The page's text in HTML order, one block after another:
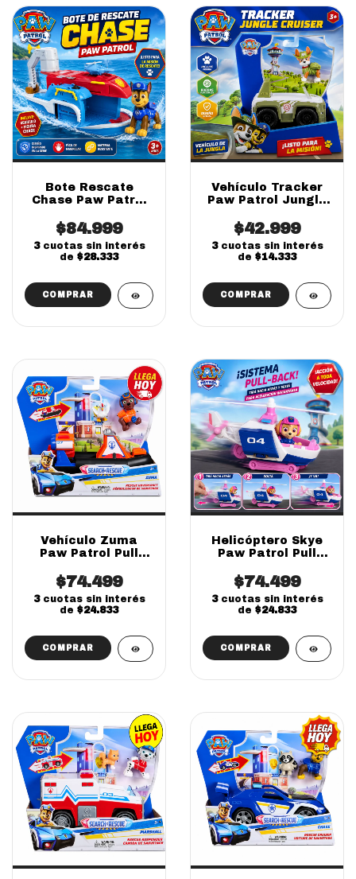
Bote Rescate
Chase Paw Patrol
Niños (online)
$84.999
3 cuotas sin interés
de $28.333
Vehículo Tracker
Paw Patrol Jungle
(online)
$42.999
3 cuotas sin interés
de $14.333
Vehículo Zuma
Paw Patrol Pull
Rescue (Online)
$74.499
3 cuotas sin interés
de $24.833
Helicóptero Skye
Paw Patrol Pull
(online)
$74.499
3 cuotas sin interés
de $24.833